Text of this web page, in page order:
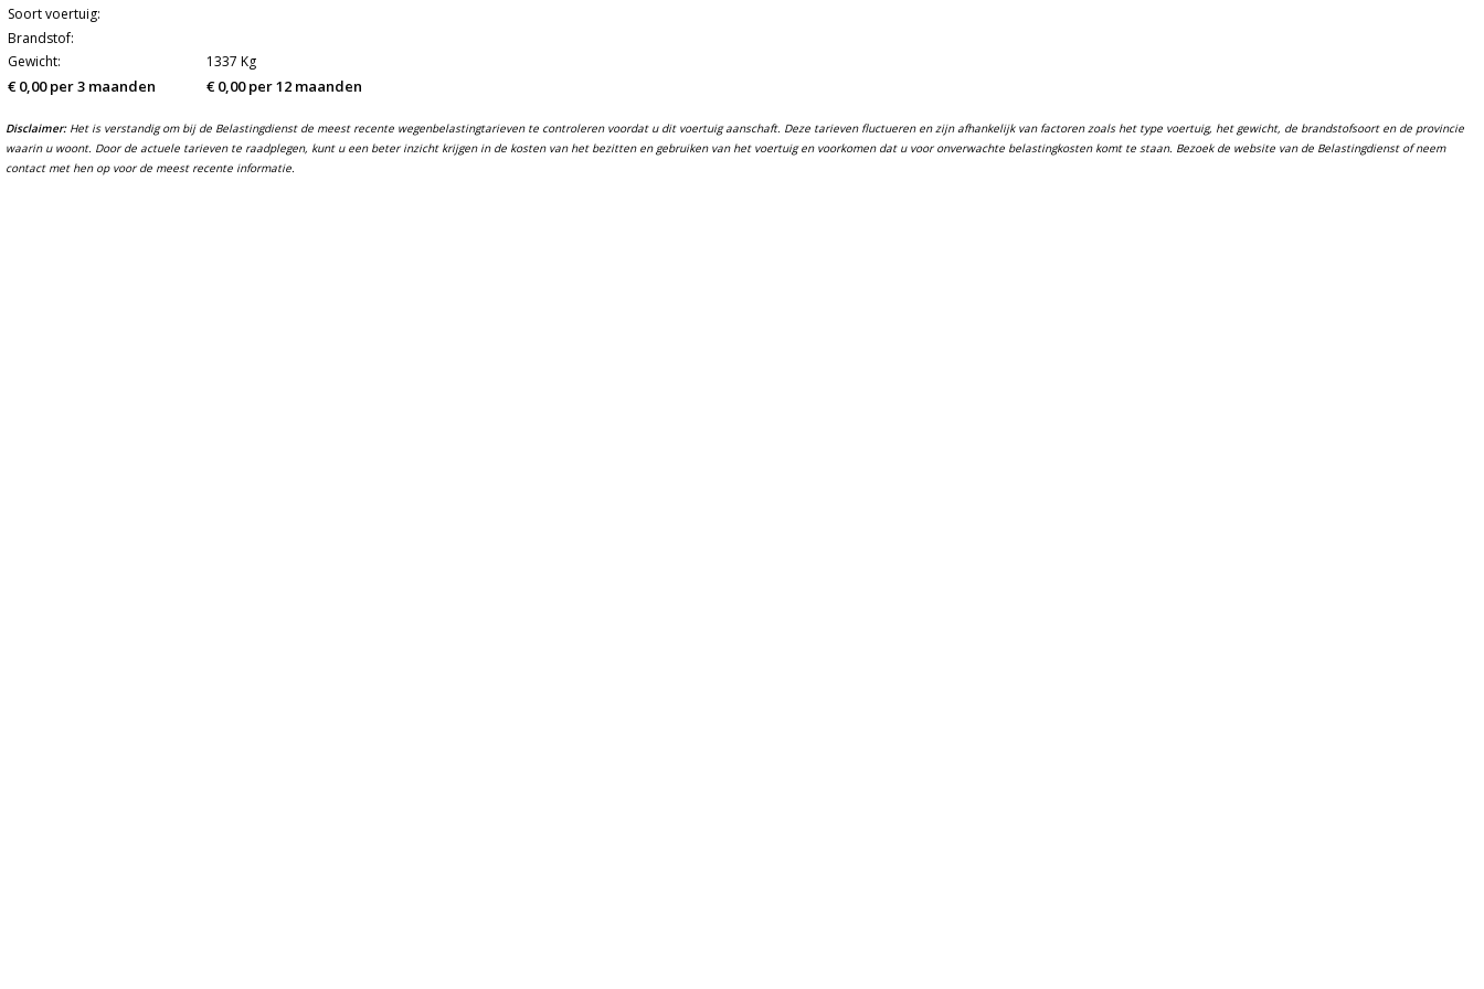
Soort voertuig:
Brandstof:
Gewicht:
1337 Kg
€ 0,00 per 3 maanden € 0,00 per 12 maanden
Disclaimer:Het is verstandig om bij de Belastingdienst de meest recente wegenbelastingtarieven te controleren voordat u dit voertuig aanschaft. Deze tarieven fluctueren en zijn afhankelijk van factoren zoals het type voertuig, het gewicht, de brandstofsoort en de provincie
waarin u woont. Door de actuele tarieven te raadplegen, kunt u een beter inzicht krijgen in de kosten van het bezitten en gebruiken van het voertuig en voorkomen dat u voor onverwachte belastingkosten komt te staan. Bezoek de website van de Belastingdienst of neem
contact met hen op voor de meest recente informatie.